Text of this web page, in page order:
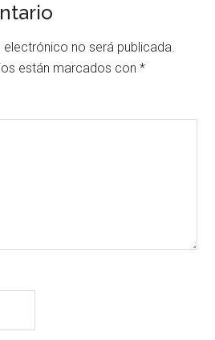
no será publicada.
están marcados con*